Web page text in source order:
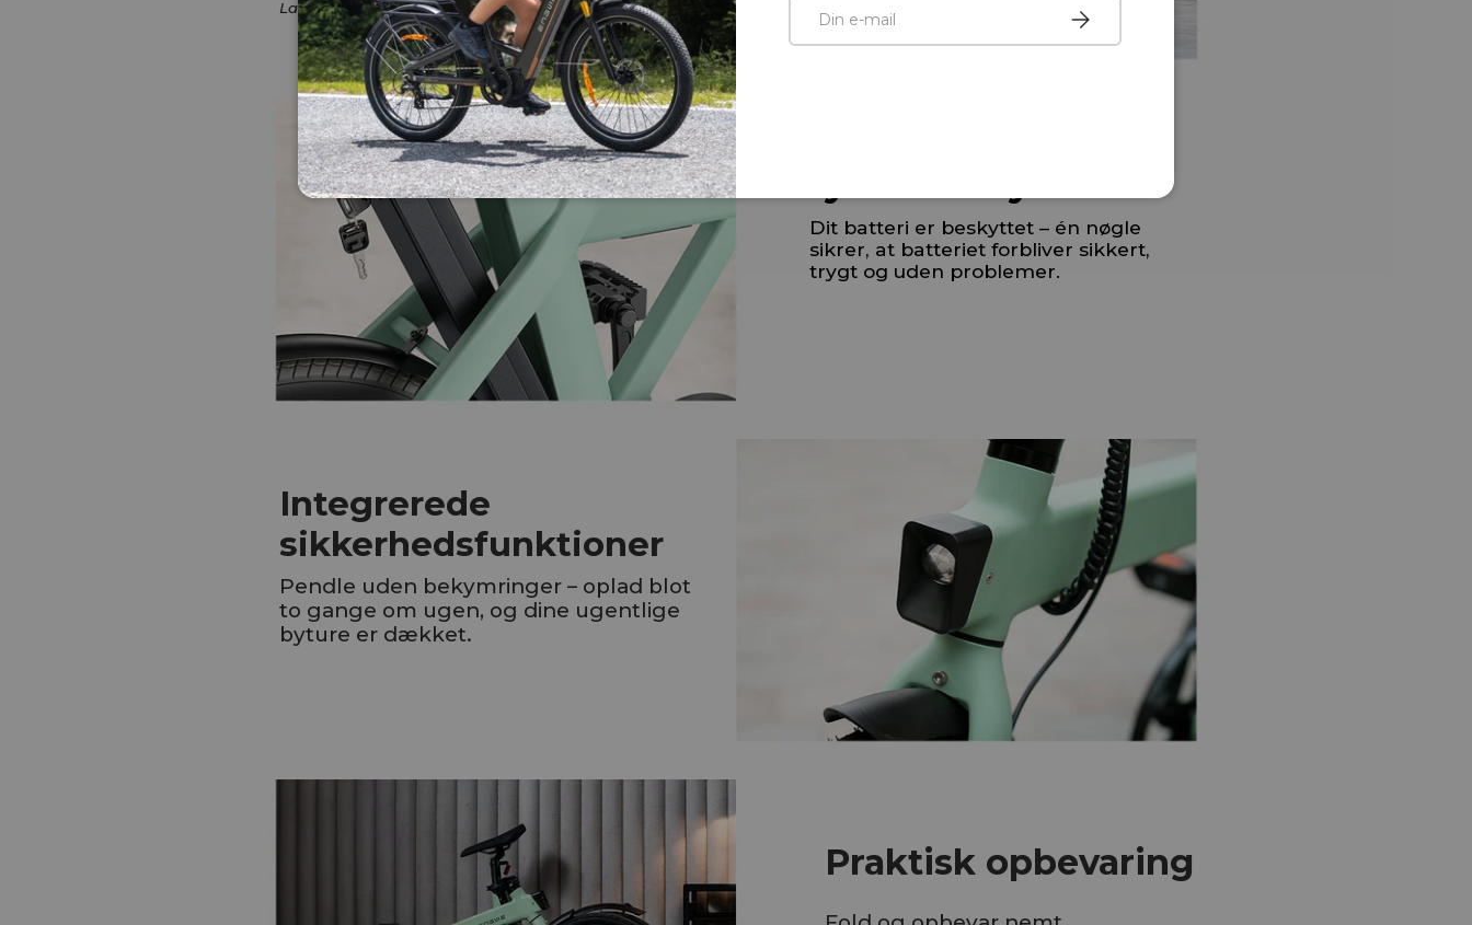
Lang rækkevidde 9,6A Samsung-batteri
Dit batteri er beskyttet – én nøgle
sikrer, at batteriet forbliver sikkert,
trygt og uden problemer.
Integrerede
sikkerhedsfunktioner
Pendle uden bekymringer – oplad blot
to gange om ugen, og dine ugentlige
byture er dækket.
Praktisk opbevaring
Tilmeld